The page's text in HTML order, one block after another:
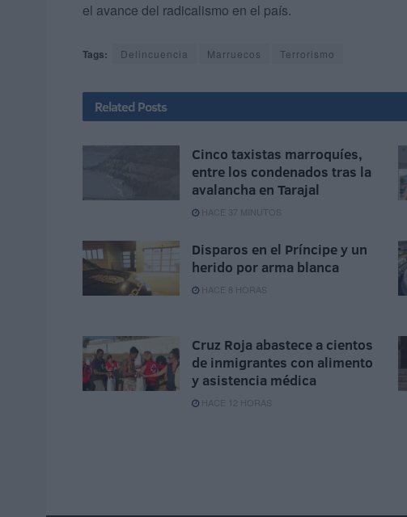
el avance del radicalismo en el país.
Tags: Delincuencia Marruecos Terrorismo
Related Posts
Cinco taxistas marroquíes,
entre los condenados tras la
avalancha en Tarajal
HACE 37 MINUTOS
Disparos en el Príncipe y un
herido por arma blanca
HACE 8 HORAS
Cruz Roja abastece a cientos
de inmigrantes con alimento
y asistencia médica
HACE 12 HORAS